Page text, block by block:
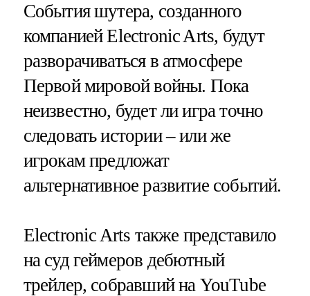
События шутера, созданного
компанией Electronic Arts, будут
разворачиваться в атмосфере
Первой мировой войны. Пока
неизвестно, будет ли игра точно
следовать истории – или же
игрокам предложат
альтернативное развитие событий.
Electronic Arts также представило
на суд геймеров дебютный
трейлер, собравший на YouTube